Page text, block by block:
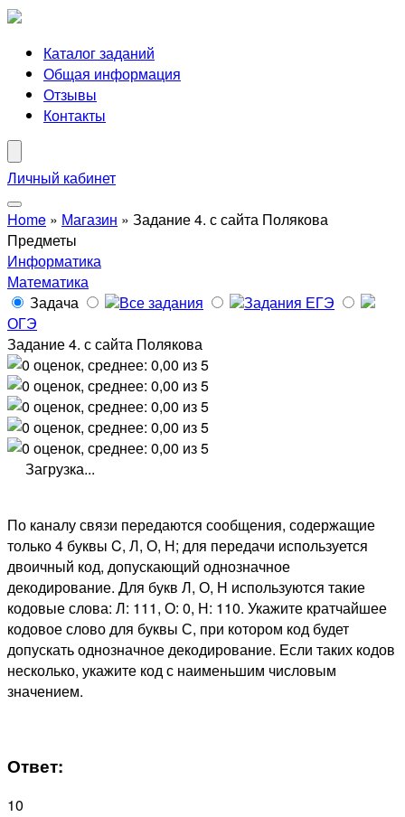
Каталог заданий
Общая информация
Отзывы
Контакты
Личный кабинет
Home » Магазин » Задание 4. с сайта Полякова
Предметы
Информатика
Математика
Задача
Все задания
Задания ЕГЭ
ОГЭ
Задание 4. с сайта Полякова
Загрузка...
По каналу связи передаются сообщения, содержащие
только 4 буквы C, Л, О, Н; для передачи используется
двоичный код, допускающий однозначное
декодирование. Для букв Л, О, Н используются такие
кодовые слова: Л: 111, О: 0, Н: 110. Укажите кратчайшее
кодовое слово для буквы С, при котором код будет
допускать однозначное декодирование. Если таких кодов
несколько, укажите код с наименьшим числовым
значением.
Ответ:
10